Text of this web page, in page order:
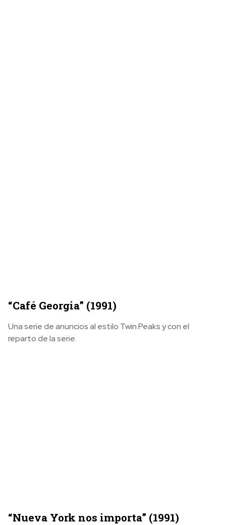
“Café Georgia” (1991)
Una serie de anuncios al estilo Twin Peaks y con el
reparto de la serie.
“Nueva York nos importa” (1991)